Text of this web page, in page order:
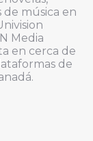
de música en
Media
en cerca de
de